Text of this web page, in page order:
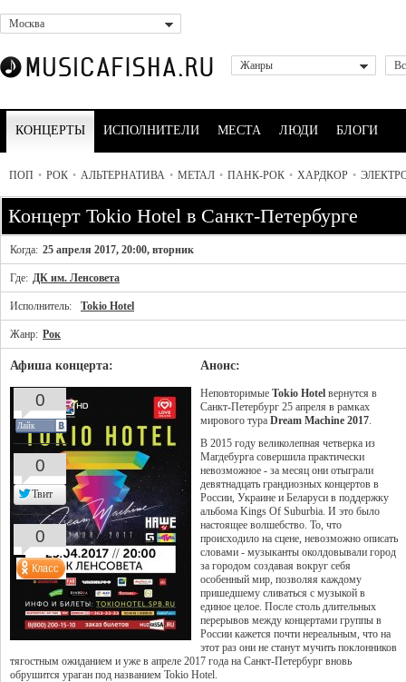
Москва
Жанры
КОНЦЕРТЫ ИСПОЛНИТЕЛИ МЕСТА ЛЮДИ БЛОГИ
ПОП • РОК • АЛЬТЕРНАТИВА • МЕТАЛ • ПАНК-РОК • ХАРДКОР •
Концерт Tokio Hotel в Санкт-Петербурге
Когда: 25 апреля 2017, 20:00, вторник
Где: ДК им. Ленсовета
Исполнитель: Tokio Hotel
Жанр: Рок
Афиша концерта: Анонс:
Неповторимые Tokio Hotel вернутся в
Санкт-Петербург 25 апреля в рамках
мирового тура Dream Machine 2017.
В 2015 году великолепная четверка из
Магдебурга совершила практически
невозможное - за месяц они отыграли
девятнадцать грандиозных концертов в
России, Украине и Беларуси в поддержку
альбома Kings Of Suburbia. И это было
настоящее волшебство. То, что
происходило на сцене, невозможно описать
словами - музыканты околдовывали город
за городом создавая вокруг себя
особенный мир, позволяя каждому
пришедшему сливаться с музыкой в
единое целое. После столь длительных
перерывов между концертами группы в
России кажется почти нереальным, что на
этот раз они не станут мучить поклонников
тягостным ожиданием и уже в апреле 2017 года на Санкт-Петербург вновь
обрушится ураган под названием Tokio Hotel.
0
Лайк
0
Твит
0